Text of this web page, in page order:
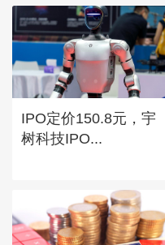
IPO定价150.8元，宇
树科技IPO...